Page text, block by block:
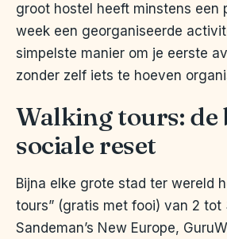
groot hostel heeft minstens een
week een georganiseerde
simpelste manier om je eerste
zonder zelf iets te hoeven
Walking tours: de
sociale reset
Bijna elke grote stad ter wereld
tours” (gratis met fooi) van 2 tot
Sandeman’s New Europe,